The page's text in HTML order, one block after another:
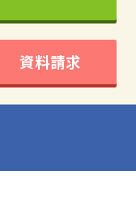
資料請求